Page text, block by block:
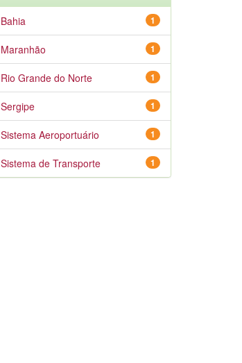
1
Bahia
1
Maranhão
1
Rio Grande do Norte
1
Sergipe
1
Sistema Aeroportuário
1
Sistema de Transporte